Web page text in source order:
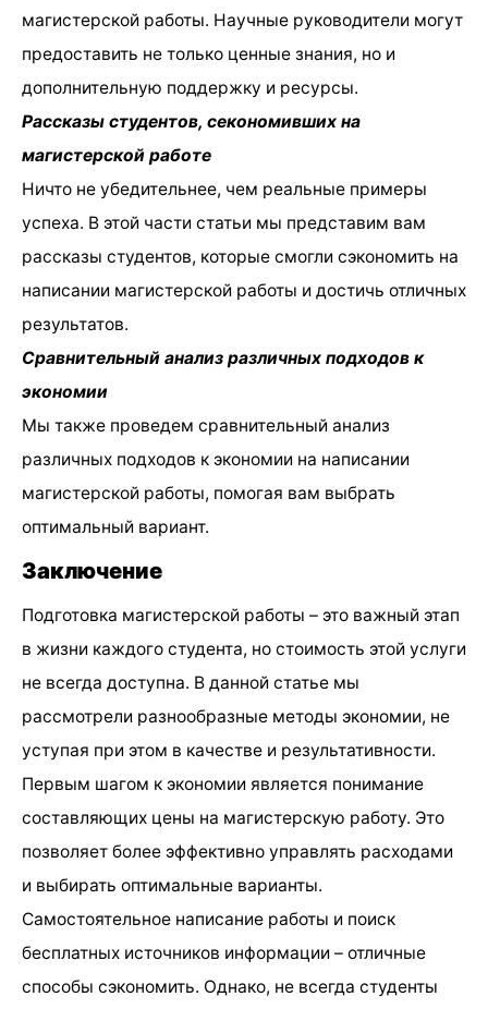
магистерской работы. Научные руководители могут
предоставить не только ценные знания, но и
дополнительную поддержку и ресурсы.
Рассказы студентов, секономивших на
магистерской работе
Ничто не убедительнее, чем реальные примеры
успеха. В этой части статьи мы представим вам
рассказы студентов, которые смогли сэкономить на
написании магистерской работы и достичь отличных
результатов.
Сравнительный анализ различных подходов к
экономии
Мы также проведем сравнительный анализ
различных подходов к экономии на написании
магистерской работы, помогая вам выбрать
оптимальный вариант.
Заключение
Подготовка магистерской работы – это важный этап
в жизни каждого студента, но стоимость этой услуги
не всегда доступна. В данной статье мы
рассмотрели разнообразные методы экономии, не
уступая при этом в качестве и результативности.
Первым шагом к экономии является понимание
составляющих цены на магистерскую работу. Это
позволяет более эффективно управлять расходами
и выбирать оптимальные варианты.
Самостоятельное написание работы и поиск
бесплатных источников информации – отличные
способы сэкономить. Однако, не всегда студенты